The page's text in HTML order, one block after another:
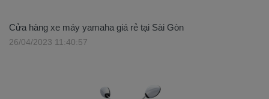
Cửa hàng xe máy yamaha giá rẻ tại Sài Gòn
26/04/2023 11:40:57